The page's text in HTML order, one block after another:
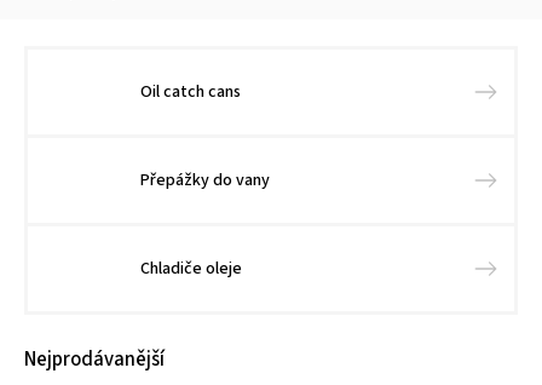
Oil catch cans
Přepážky do vany
Chladiče oleje
Nejprodávanější